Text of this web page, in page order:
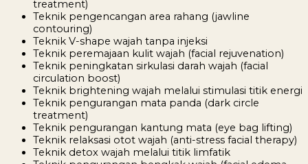
treatment)
Teknik pengencangan area rahang (jawline
contouring)
Teknik V-shape wajah tanpa injeksi
Teknik peremajaan kulit wajah (facial rejuvenation)
Teknik peningkatan sirkulasi darah wajah (facial
circulation boost)
Teknik brightening wajah melalui stimulasi titik energi
Teknik pengurangan mata panda (dark circle
treatment)
Teknik pengurangan kantung mata (eye bag lifting)
Teknik relaksasi otot wajah (anti-stress facial therapy)
Teknik detox wajah melalui titik limfatik